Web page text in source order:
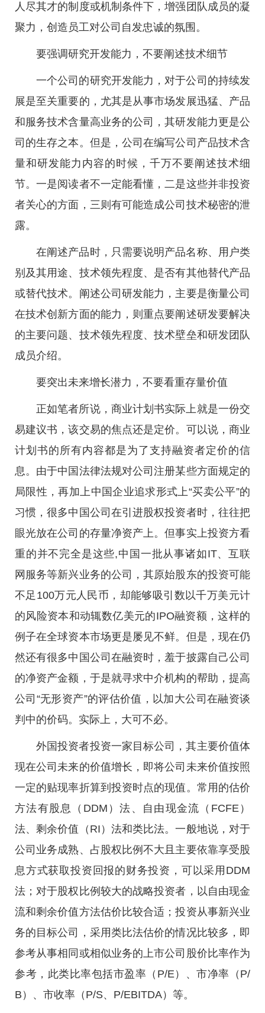
人尽其才的制度或机制条件下，增强团队成员的凝
聚力，创造员工对公司自发忠诚的氛围。
要强调研究开发能力，不要阐述技术细节
一个公司的研究开发能力，对于公司的持续发
展是至关重要的，尤其是从事市场发展迅猛、产品
和服务技术含量高业务的公司，其研发能力更是公
司的生存之本。但是，公司在编写公司产品技术含
量和研发能力内容的时候，千万不要阐述技术细
节。一是阅读者不一定能看懂，二是这些并非投资
者关心的方面，三则有可能造成公司技术秘密的泄
露。
在阐述产品时，只需要说明产品名称、用户类
别及其用途、技术领先程度、是否有其他替代产品
或替代技术。阐述公司研发能力，主要是衡量公司
在技术创新方面的能力，则重点要阐述研发要解决
的主要问题、技术领先程度、技术壁垒和研发团队
成员介绍。
要突出未来增长潜力，不要看重存量价值
正如笔者所说，商业计划书实际上就是一份交
易建议书，该交易的焦点还是定价。可以说，商业
计划书的所有内容都是为了支持融资者定价的信
息。由于中国法律法规对公司注册某些方面规定的
局限性，再加上中国企业追求形式上“买卖公平”的
习惯，很多中国公司在引进股权投资者时，往往把
眼光放在公司的存量净资产上。但事实上投资方看
重的并不完全是这些,中国一批从事诸如IT、互联
网服务等新兴业务的公司，其原始股东的投资可能
不足100万元人民币，却能够吸引数以千万美元计
的风险资本和动辄数亿美元的IPO融资额，这样的
例子在全球资本市场更是屡见不鲜。但是，现在仍
然还有很多中国公司在融资时，羞于披露自己公司
的净资产金额，于是就寻求中介机构的帮助，提高
公司“无形资产”的评估价值，以加大公司在融资谈
判中的价码。实际上，大可不必。
外国投资者投资一家目标公司，其主要价值体
现在公司未来的价值增长，即将公司未来价值按照
一定的贴现率折算到投资时点的现值。常用的估价
方法有股息（DDM）法、自由现金流（FCFE）
法、剩余价值（RI）法和类比法。一般地说，对于
公司业务成熟、占股权比例不大且主要依靠享受股
息方式获取投资回报的财务投资，可以采用DDM
法；对于股权比例较大的战略投资者，以自由现金
流和剩余价值方法估价比较合适；投资从事新兴业
务的目标公司，采用类比法估价的情况比较多，即
参考从事相同或相似业务的上市公司股价比率作为
参考，此类比率包括市盈率（P/E）、市净率（P/
B）、市收率（P/S、P/EBITDA）等。